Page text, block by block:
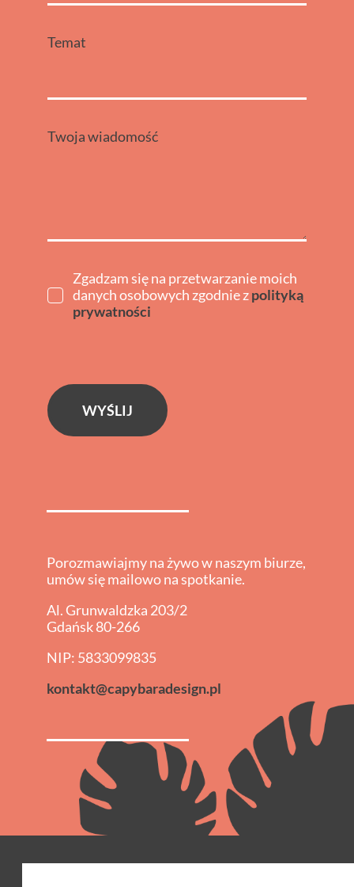
Temat
Twoja wiadomość
Zgadzam się na przetwarzanie moich
danych osobowych zgodnie zpolityką
prywatności
WYŚLIJ
Porozmawiajmy na żywo w naszym biurze,
umów się mailowo na spotkanie.
Al. Grunwaldzka 203/2
Gdańsk 80-266
NIP: 5833099835
kontakt@capybaradesign.pl